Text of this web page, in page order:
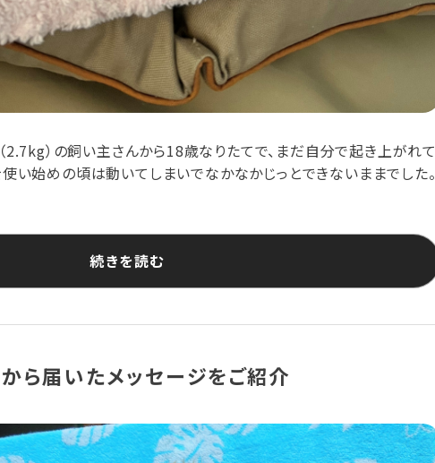
2.7kg）の飼い主さんから18歳なりたてで、まだ自分で起き上がれて
使い始めの頃は動いてしまいでなかなかじっとできないままでした。
続きを読む
ら届いたメッセージをご紹介